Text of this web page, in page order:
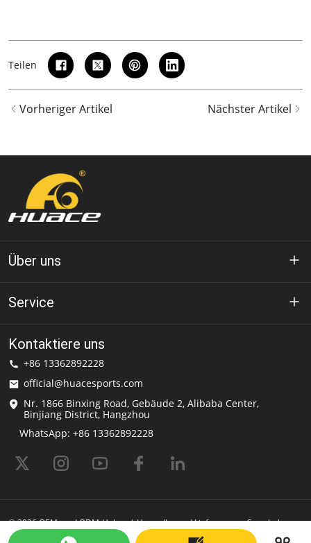
Teilen
Vorheriger Artikel Nächster Artikel
Über uns
Über Huace
Lösung
Service
Datenschutz-Bestimmungen
Nutzungsbedingungen
Versand-Service
Häufig gestellte Fragen
Kontaktiere uns
+86 13362892228
official@huacesports.com
Nr. 1866 Binxing Road, Gebäude 2, Alibaba Center,
Binjiang District, Hangzhou
WhatsApp: +86 13362892228
© 2026 OEM- und ODM-Helme | Hersteller und Lieferant von Sporthelmen
| HuaceSports Powered by Shopastro